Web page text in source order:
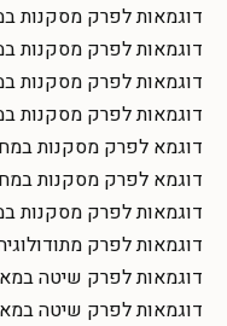
דוגמאות לפרק מסקנות
דוגמאות לפרק מסקנות
דוגמאות לפרק מסקנות
דוגמאות לפרק מסקנות
דוגמא לפרק מסקנות
דוגמא לפרק מסקנות
דוגמאות לפרק מסקנות
דוגמאות לפרק
דוגמאות לפרק שיטה
דוגמאות לפרק שיטה